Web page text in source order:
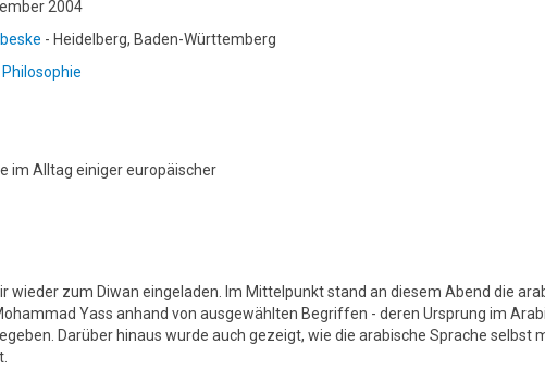
2004
- Heidelberg, Baden-Württemberg
im Alltag einiger europäischer
wieder zum Diwan eingeladen. Im Mittelpunkt stand an diesem Abend die
Yass anhand von ausgewählten Begriffen - deren Ursprung im
Darüber hinaus wurde auch gezeigt, wie die arabische Sprache selbst